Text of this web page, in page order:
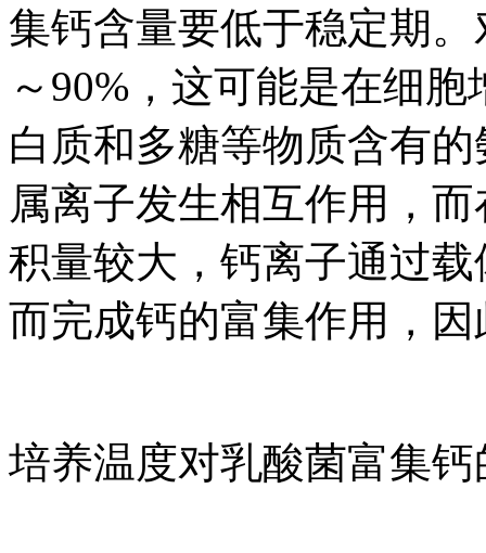
集钙含量要低于稳定期
～90%，这可能是在细
白质和多糖等物质含有
属离子发生相互作用，
积量较大，钙离子通过
而完成钙的富集作用，
培养温度对乳酸菌富集钙